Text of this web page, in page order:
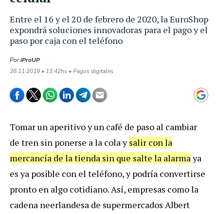
Entre el 16 y el 20 de febrero de 2020, la EuroShop
expondrá soluciones innovadoras para el pago y el
paso por caja con el teléfono
PoriProUP
26.11.2019 • 13:42hs • Pagos digitales
Tomar un aperitivo y un café de paso al cambiar
de tren sin ponerse a la cola ysalir con la
mercancía de la tienda sin que salte la alarmaya
es ya posible con el teléfono, y podría convertirse
pronto en algo cotidiano. Así, empresas como la
cadena neerlandesa de supermercados Albert